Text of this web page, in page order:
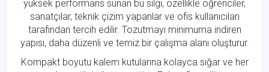
yüksek performans sunan bu silgi, özellikle öğrenciler,
sanatçılar, teknik çizim yapanlar ve ofis kullanıcıları
tarafından tercih edilir. Tozutmayı minimuma indiren
yapısı, daha düzenli ve temiz bir çalışma alanı oluşturur.
Kompakt boyutu kalem kutularına kolayca sığar ve her